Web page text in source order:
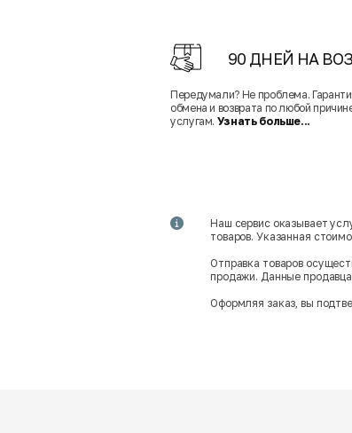
90 ДНЕЙ НА
Передумали? Не проблема.
обмена и возврата по любой
услугам. Узнать больше...
Наш сервис оказывает
товаров. Указанная
Отправка товаров
продажи. Данные
Оформляя заказ, вы